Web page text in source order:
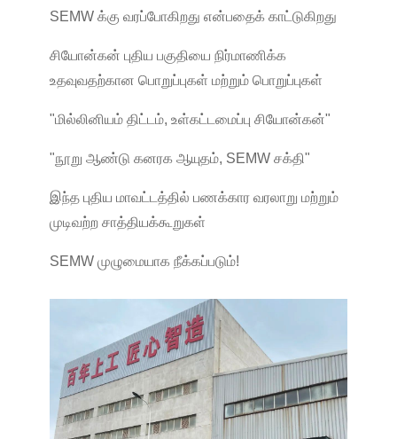
SEMW க்கு வரப்போகிறது என்பதைக் காட்டுகிறது
சியோன்கன் புதிய பகுதியை நிர்மாணிக்க
உதவுவதற்கான பொறுப்புகள் மற்றும் பொறுப்புகள்
"மில்லினியம் திட்டம், உள்கட்டமைப்பு சியோன்கன்"
"நூறு ஆண்டு கனரக ஆயுதம், SEMW சக்தி"
இந்த புதிய மாவட்டத்தில் பணக்கார வரலாறு மற்றும்
முடிவற்ற சாத்தியக்கூறுகள்
SEMW முழுமையாக நீக்கப்படும்!